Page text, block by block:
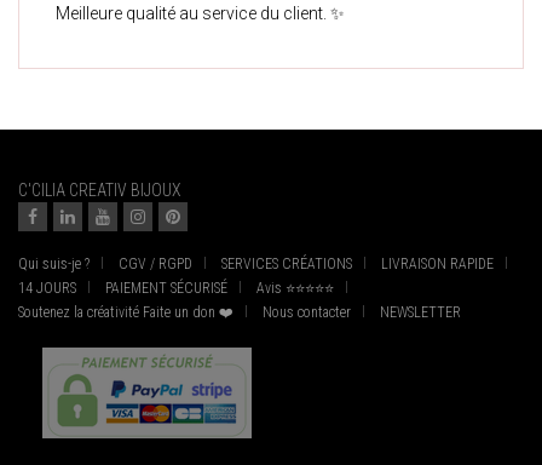
Meilleure qualité au service du client. ✨
C'CILIA CREATIV BIJOUX
Qui suis-je ? CGV / RGPD SERVICES CRÉATIONS
LIVRAISON RAPIDE
14 JOURS
PAIEMENT SÉCURISÉ
Avis ⭐⭐⭐⭐⭐
Soutenez la créativité Faite un don ❤️
Nous contacter NEWSLETTER